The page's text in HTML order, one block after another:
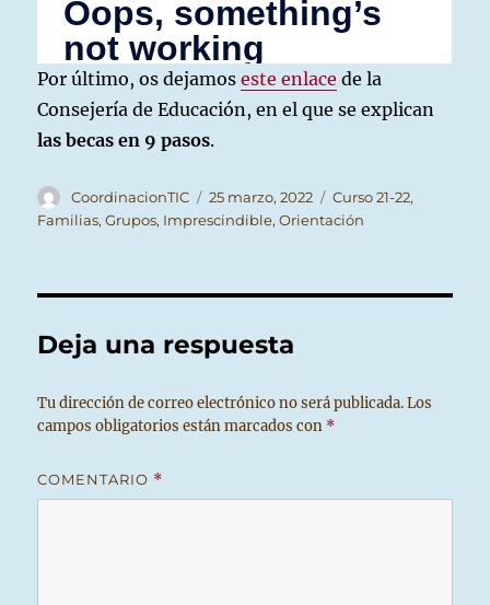
Por último, os dejamoseste enlace de la
Consejería de Educación, en el que se explican
las becas en 9 pasos.
Autor
CoordinacionTIC
Publicado
el
25 marzo, 2022 Categorías
Curso 21-22,
Familias,Grupos, Imprescindible,Orientación
Deja una respuesta
Tu dirección de correo electrónico no será publicada. Los
campos obligatorios están marcados con *
COMENTARIO *